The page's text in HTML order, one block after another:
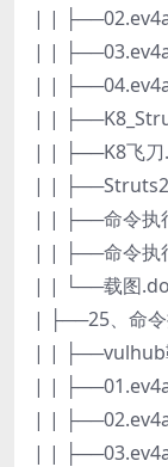
| |
| |
| |
| |
| | ├──K8飞刀
| | ├──Struts2
| | ├──命令执
| | ├──命令执
| | └──载图
| ├──25、命
| | ├──vulhub
| |
| |
| |